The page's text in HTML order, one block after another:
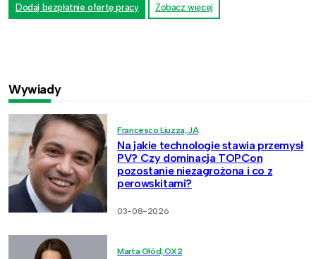
Dodaj bezpłatnie ofertę pracy Zobacz więcej
Wywiady
Francesco Liuzza, JA
Na jakie technologie stawia przemysł
PV? Czy dominacja TOPCon
pozostanie niezagrożona i co z
perowskitami?
03-08-2026
Marta Głód, OX2